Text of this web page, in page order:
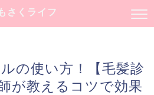
さくライフ
の使い方！【毛髪診
が教えるコツで効果